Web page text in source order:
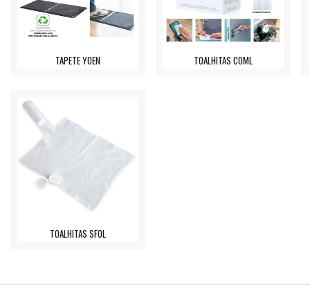
TAPETE YOEN TOALHITAS COML
TOALHITAS SFOL